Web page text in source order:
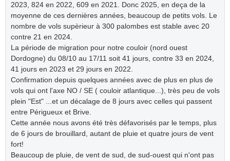
2023, 824 en 2022, 609 en 2021. Donc 2025, en deça de la
moyenne de ces dernières années, beaucoup de petits vols. Le
nombre de vols supèrieur à 300 palombes est stable avec 20
contre 21 en 2024.
La période de migration pour notre couloir (nord ouest
Dordogne) du 08/10 au 17/11 soit 41 jours, contre 33 en 2024,
41 jours en 2023 et 29 jours en 2022.
Confirmation depuis quelques années avec de plus en plus de
vols qui ont l'axe NO / SE ( couloir atlantique...), très peu de vols
plein "Est" ...et un décalage de 8 jours avec celles qui passent
entre Périgueux et Brive.
Cette année nous avons été très défavorisés par le temps, plus
de 6 jours de brouillard, autant de pluie et quatre jours de vent
fort!
Beaucoup de pluie, de vent de sud, de sud-ouest qui n'ont pas